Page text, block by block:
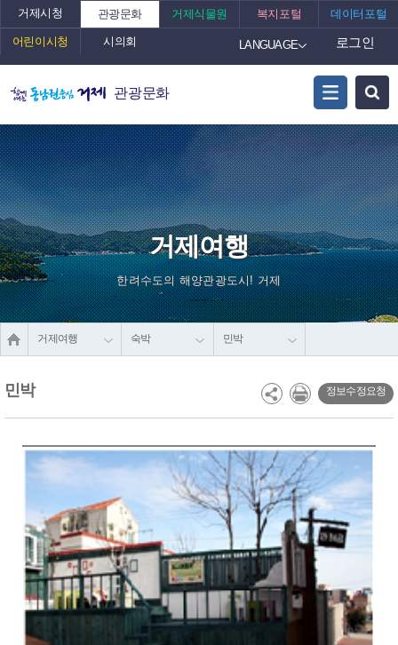
거제시청 관광문화 거제식물원 복지포털 데이터포털
어린이시청 시의회 LANGUAGE 로그인
관광문화
거제여행
한려수도의 해양관광도시! 거제
거제여행 숙박 민박
민박 정보수정요청